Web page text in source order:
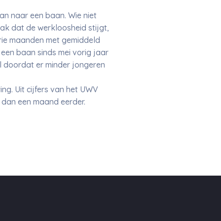
naar een baan. Wie niet
dat de werkloosheid stijgt,
maanden met gemiddeld
baan sinds mei vorig jaar
doordat er minder jongeren
Uit cijfers van het UWV
een maand eerder.